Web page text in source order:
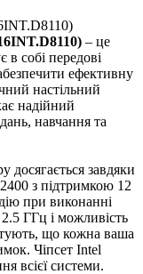
– це
в собі передові
ефективну
настільний
надійний
навчання та
досягається завдяки
з підтримкою 12
при виконанні
2.5 ГГц і можливість
що кожна ваша
Чіпсет Intel
всієї системи.